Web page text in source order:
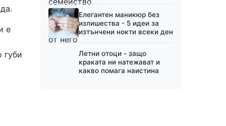
е
губи
Елегантен маникюр без
излишества - 5 идеи за
изтънчени нокти всеки ден
Летни отоци - защо
краката ни натежават и
какво помага наистина